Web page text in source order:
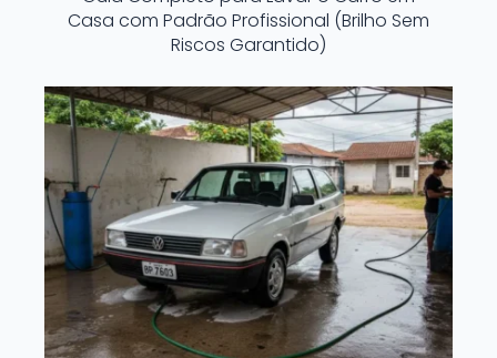
Casa com Padrão Profissional (Brilho Sem
Riscos Garantido)